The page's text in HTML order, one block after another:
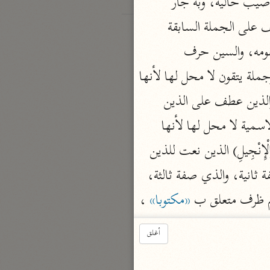
ظرف متعلق ب «مكتوبا»
وفي التوراة جار ومجرور متعلقان بمحذوف حال (يَأْمُرُهُمْ بِالْمَعْرُوفِ وَيَنْهاهُمْ عَنِ الْمُنْكَرِ) الجملة حالية، وبالمعروف
جار ومجرور متعلقان بيأمرهم، وينهاهم عن المنكر عطف على الجملة السابقة (وَيُحِلُّ لَهُمُ الطَّيِّباتِ وَيُحَرِّمُ عَلَيْهِمُ
أغلق